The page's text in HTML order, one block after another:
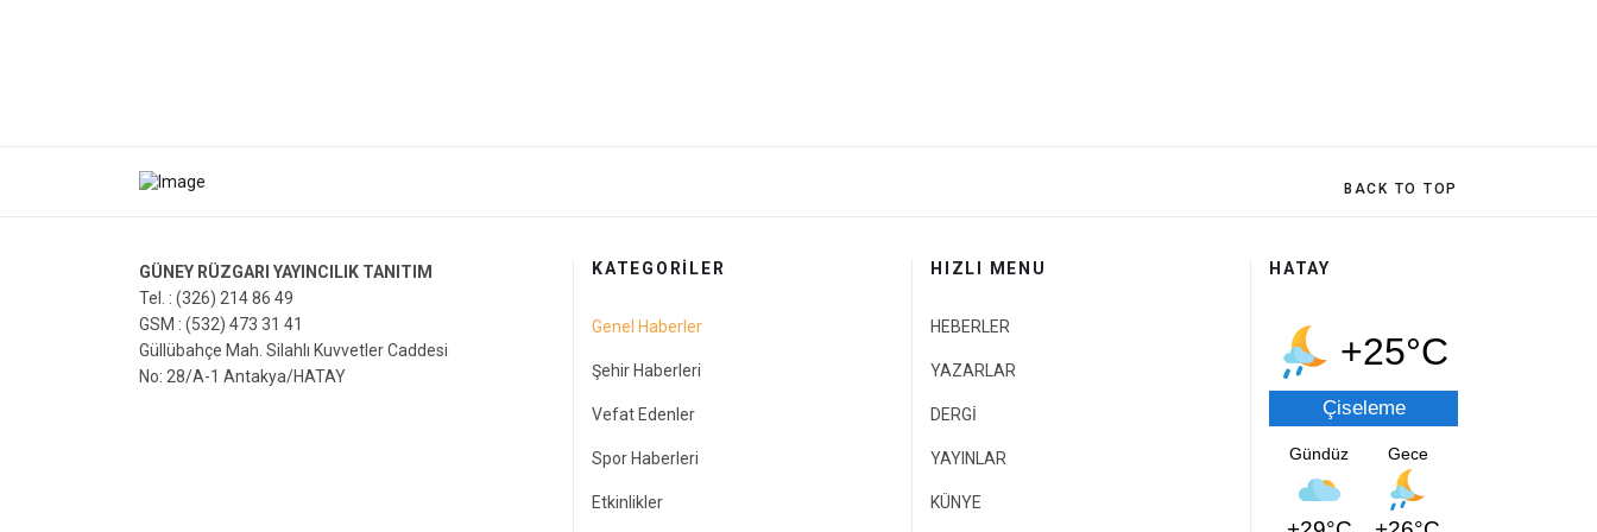
BACK TO TOP
GÜNEY RÜZGARI YAYINCILIK TANITIM
Tel. : (326) 214 86 49
GSM : (532) 473 31 41
Güllübahçe Mah. Silahlı Kuvvetler Caddesi
No: 28/A-1 Antakya/HATAY
KATEGORİLER
Genel Haberler
Şehir Haberleri
Vefat Edenler
Spor Haberleri
Etkinlikler
HIZLI MENU
HEBERLER
YAZARLAR
DERGİ
YAYINLAR
KÜNYE
HATAY
+25°C
Çiseleme
Gündüz Gece